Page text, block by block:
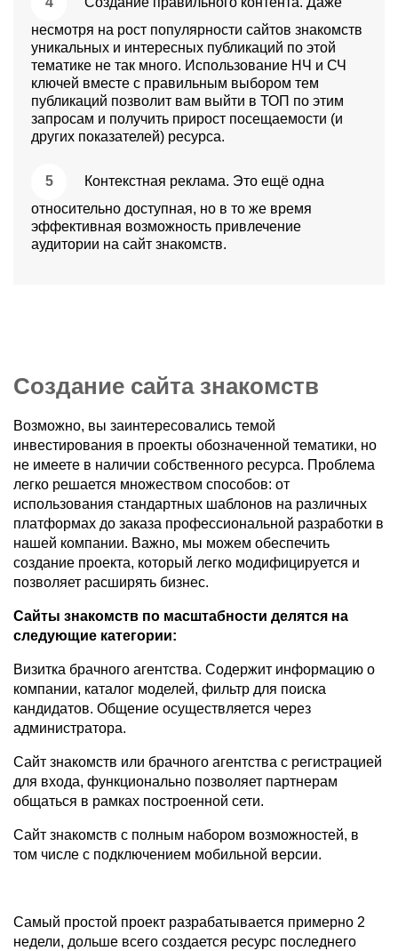
несмотря на рост популярности сайтов знакомств
уникальных и интересных публикаций по этой
тематике не так много. Использование НЧ и СЧ
ключей вместе с правильным выбором тем
публикаций позволит вам выйти в ТОП по этим
запросам и получить прирост посещаемости (и
других показателей) ресурса.
Контекстная реклама. Это ещё одна
относительно доступная, но в то же время
эффективная возможность привлечение
аудитории на сайт знакомств.
Создание сайта знакомств
Возможно, вы заинтересовались темой
инвестирования в проекты обозначенной тематики, но
не имеете в наличии собственного ресурса. Проблема
легко решается множеством способов: от
использования стандартных шаблонов на различных
платформах до заказа профессиональной разработки в
нашей компании. Важно, мы можем обеспечить
создание проекта, который легко модифицируется и
позволяет расширять бизнес.
Сайты знакомств по масштабности делятся на
следующие категории:
Визитка брачного агентства. Содержит информацию о
компании, каталог моделей, фильтр для поиска
кандидатов. Общение осуществляется через
администратора.
Сайт знакомств или брачного агентства с регистрацией
для входа, функционально позволяет партнерам
общаться в рамках построенной сети.
Сайт знакомств с полным набором возможностей, в
том числе с подключением мобильной версии.
Самый простой проект разрабатывается примерно 2
недели, дольше всего создается ресурс последнего